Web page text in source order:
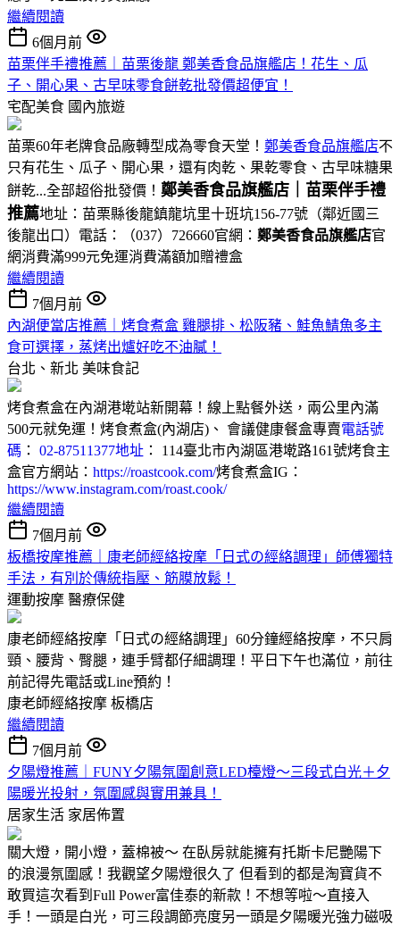
繼續閱讀
6個月前
苗栗伴手禮推薦｜苗栗後龍 鄭美香食品旗艦店！花生、瓜
子、開心果、古早味零食餅乾批發價超便宜！
宅配美食 國內旅遊
苗栗60年老牌食品廠轉型成為零食天堂！ 鄭美香食品旗艦店不
只有花生、瓜子、開心果，還有肉乾、果乾零食、古早味糖果
餅乾...全部超俗批發價！ 鄭美香食品旗艦店｜苗栗伴手禮
推薦地址：苗栗縣後龍鎮龍坑里十班坑156-77號（鄰近國三
後龍出口）電話：（037）726660官網： 鄭美香食品旗艦店官
網消費滿999元免運消費滿額加贈禮盒
繼續閱讀
7個月前
內湖便當店推薦｜烤食煮盒 雞腿排、松阪豬、鮭魚鯖魚多主
食可選擇，蒸烤出爐好吃不油膩！
台北、新北 美味食記
烤食煮盒在內湖港墘站新開幕！線上點餐外送，兩公里內滿
500元就免運！烤食煮盒(內湖店)、 會議健康餐盒專賣電話號
碼 ： 02-87511377地址 ： 114臺北市內湖區港墘路161號烤食主
盒官方網站： https://roastcook.com/烤食煮盒IG：
https://www.instagram.com/roast.cook/
繼續閱讀
7個月前
板橋按摩推薦｜康老師經絡按摩「日式の經絡調理」師傅獨特
手法，有別於傳統指壓、筋膜放鬆！
運動按摩 醫療保健
康老師經絡按摩「日式の經絡調理」60分鐘經絡按摩，不只肩
頸、腰背、臀腿，連手臂都仔細調理！平日下午也滿位，前往
前記得先電話或Line預約！
康老師經絡按摩 板橋店
繼續閱讀
7個月前
夕陽燈推薦｜FUNY夕陽氛圍創意LED檯燈～三段式白光＋夕
陽暖光投射，氛圍感與實用兼具！
居家生活 家居佈置
關大燈，開小燈，蓋棉被～ 在臥房就能擁有托斯卡尼艷陽下
的浪漫氛圍感！我觀望夕陽燈很久了 但看到的都是淘寶貨不
敢買這次看到Full Power富佳泰的新款！不想等啦～直接入
手！一頭是白光，可三段調節亮度另一頭是夕陽暖光強力磁吸